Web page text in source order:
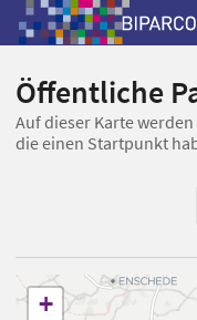
Öffentliche
Auf dieser Karte
die einen Startpunkt
+